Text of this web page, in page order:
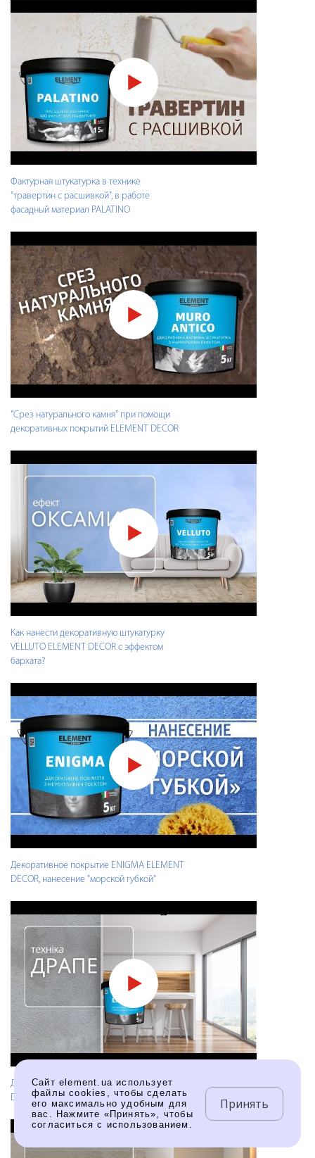
Фактурная штукатурка в технике
"травертин с расшивкой", в работе
фасадный материал PALATINO
"Срез натурального камня" при помощи
декоративных покрытий ELEMENT DECOR
Как нанести декоративную штукатурку
VELLUTO ELEMENT DECOR с эффектом
бархата?
Декоративное покрытие ENIGMA ELEMENT
DECOR, нанесение "морской губкой"
Декоративное покрытие ENIGMA ELEMENT
DECOR - техника нанесения "ДРАПЕ"
Сайт element.ua использует
файлы cookies, чтобы сделать
его максимально удобным для
вас. Нажмите «Принять», чтобы
согласиться с использованием.
Принять